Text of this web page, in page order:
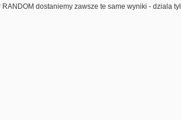
dostaniemy zawsze te same wyniki - dziala